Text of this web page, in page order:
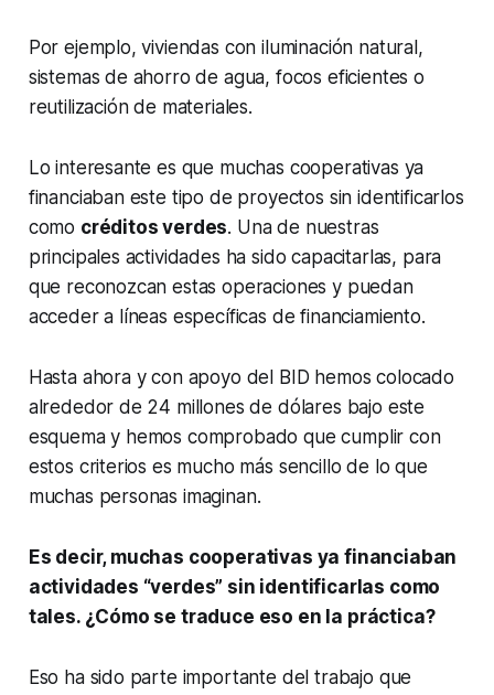
Por ejemplo, viviendas con iluminación natural,
sistemas de ahorro de agua, focos eficientes o
reutilización de materiales.
Lo interesante es que muchas cooperativas ya
financiaban este tipo de proyectos sin identificarlos
como créditos verdes. Una de nuestras
principales actividades ha sido capacitarlas, para
que reconozcan estas operaciones y puedan
acceder a líneas específicas de financiamiento.
Hasta ahora y con apoyo del BID hemos colocado
alrededor de 24 millones de dólares bajo este
esquema y hemos comprobado que cumplir con
estos criterios es mucho más sencillo de lo que
muchas personas imaginan.
Es decir, muchas cooperativas ya financiaban
actividades “verdes” sin identificarlas como
tales. ¿Cómo se traduce eso en la práctica?
Eso ha sido parte importante del trabajo que